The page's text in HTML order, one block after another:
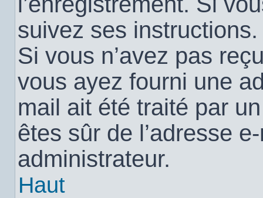
suivez ses instructions.
Si vous n’avez pas
vous ayez fourni une
mail ait été traité par
êtes sûr de l’adresse
administrateur.
Haut